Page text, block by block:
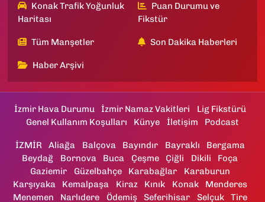
Konak Trafik Yoğunluk
Haritası
Puan Durumu ve
Fikstür
Tüm Manşetler Son Dakika Haberleri
Haber Arşivi
İzmir Hava Durumu İzmir Namaz Vakitleri
Lig Fikstürü
Genel Kullanım Koşulları
Künye İletişim Podcast
İZMİR Aliağa Balçova Bayındır Bayraklı
Bergama
Beydağ
Bornova Buca Çeşme Çiğli Dikili
Foça
Gaziemir
Güzelbahçe Karabağlar
Karaburun
Karşıyaka
Kemalpaşa Kiraz Kınık Konak
Menderes
Menemen
Narlıdere Ödemiş Seferihisar Selçuk Tire